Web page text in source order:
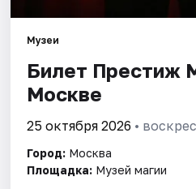
Музеи
Билет Престиж
Москве
25 октября 2026 •
Город: Москва
Площадка: Музей магии